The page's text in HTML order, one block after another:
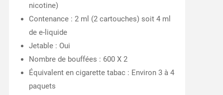
nicotine)
Contenance : 2 ml (2 cartouches) soit 4 ml
de e-liquide
Jetable : Oui
Nombre de bouffées : 600 X 2
Équivalent en cigarette tabac : Environ 3 à 4
paquets